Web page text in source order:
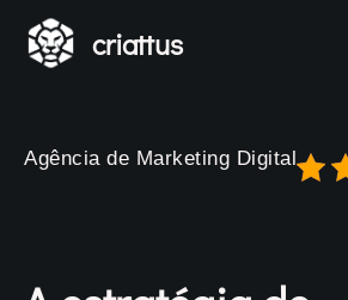
criattus
Agência de Marketing Digital